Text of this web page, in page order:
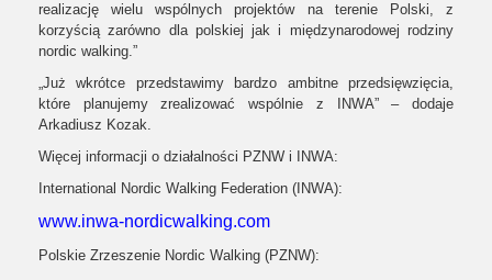
realizację wielu wspólnych projektów na terenie Polski, z
korzyścią zarówno dla polskiej jak i międzynarodowej rodziny
nordic walking.”
„Już wkrótce przedstawimy bardzo ambitne przedsięwzięcia,
które planujemy zrealizować wspólnie z INWA” – dodaje
Arkadiusz Kozak.
Więcej informacji o działalności PZNW i INWA:
International Nordic Walking Federation (INWA):
www.inwa-nordicwalking.com
Polskie Zrzeszenie Nordic Walking (PZNW):